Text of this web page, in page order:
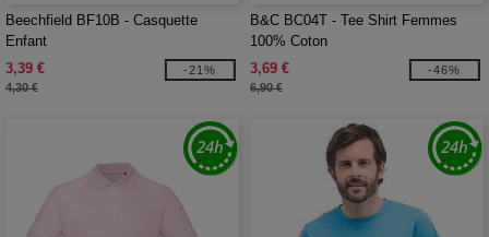
Beechfield BF10B - Casquette
Enfant
3,39 €
4,30 €
-21%
B&C BC04T - Tee Shirt Femmes
100% Coton
3,69 €
6,90 €
-46%